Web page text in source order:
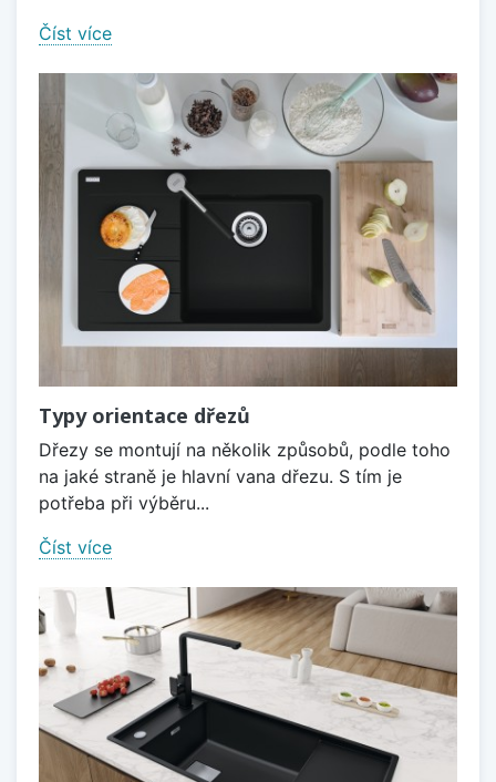
Číst více
Typy orientace dřezů
Dřezy se montují na několik způsobů, podle toho
na jaké straně je hlavní vana dřezu. S tím je
potřeba při výběru...
Číst více